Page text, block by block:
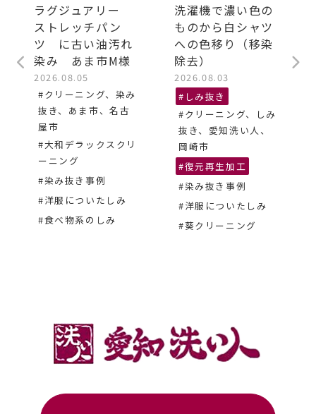
ラグジュアリー
ストレッチパン
ツ に古い油汚れ
染み あま市M様
2026.08.05
#クリーニング、染み
抜き、あま市、名古
屋市
#大和デラックスクリ
ーニング
#染み抜き事例
#洋服についたしみ
#食べ物系のしみ
洗濯機で濃い色の
ものから白シャツ
への色移り（移染
除去）
2026.08.03
#しみ抜き
#クリーニング、しみ
抜き、愛知洗い人、
岡崎市
#復元再生加工
#染み抜き事例
#洋服についたしみ
#葵クリーニング